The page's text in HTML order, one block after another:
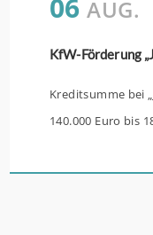
06 AUG.
Kreditsumme bei
140.000 Euro bis
verbilligt:
35 Jahren